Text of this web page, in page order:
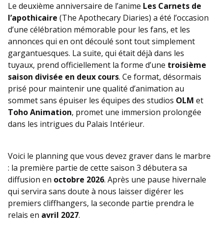
Le deuxième anniversaire de l’anime Les Carnets de
l’apothicaire (The Apothecary Diaries) a été l’occasion
d’une célébration mémorable pour les fans, et les
annonces qui en ont découlé sont tout simplement
gargantuesques. La suite, qui était déjà dans les
tuyaux, prend officiellement la forme d’une troisième
saison divisée en deux cours. Ce format, désormais
prisé pour maintenir une qualité d’animation au
sommet sans épuiser les équipes des studios OLM et
Toho Animation, promet une immersion prolongée
dans les intrigues du Palais Intérieur.
Voici le planning que vous devez graver dans le marbre
: la première partie de cette saison 3 débutera sa
diffusion en octobre 2026. Après une pause hivernale
qui servira sans doute à nous laisser digérer les
premiers cliffhangers, la seconde partie prendra le
relais en avril 2027.